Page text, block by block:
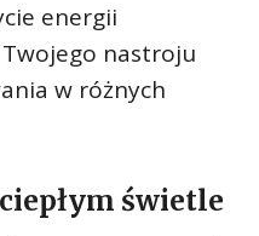
energii
nastroju
w różnych
świetle